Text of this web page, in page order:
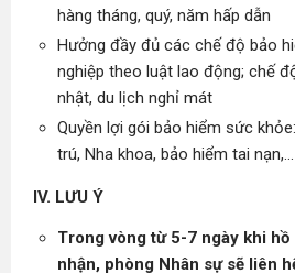
hàng tháng, quý, năm hấp dẫn
Hưởng đầy đủ các chế độ bảo
nghiệp theo luật lao động; chế
nhật, du lịch nghỉ mát
Quyền lợi gói bảo hiểm sức
trú, Nha khoa, bảo hiểm tai nạn,...
IV. LƯU Ý
Trong vòng từ 5-7 ngày khi
nhận, phòng Nhân sự sẽ liên